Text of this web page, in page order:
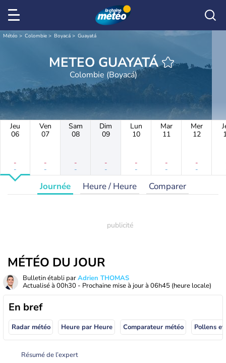
Météo Colombie Boyacá Guayatá
METEO GUAYATÁ
Colombie (Boyacá)
Jeu
06
-
-
Ven
07
-
-
Sam
08
-
-
Dim
09
-
-
Lun
10
-
-
Mar
11
-
-
Mer
12
-
-
Journée Heure / Heure Comparer
MÉTÉO DU JOUR
Bulletin établi parAdrien THOMAS
Actualisé à 00h30 - Prochaine mise à jour à 06h45 (heure locale)
En bref
Radar météo Heure par Heure Comparateur météo Pollens
Résumé de l’expert